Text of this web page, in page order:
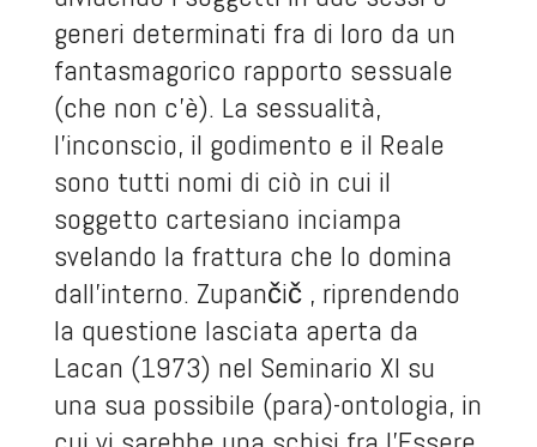
generi determinati fra di loro da un
fantasmagorico rapporto sessuale
(che non c’è). La sessualità,
l’inconscio, il godimento e il Reale
sono tutti nomi di ciò in cui il
soggetto cartesiano inciampa
svelando la frattura che lo domina
dall’interno. Zupančič , riprendendo
la questione lasciata aperta da
Lacan (1973) nel Seminario XI su
una sua possibile (para)-ontologia, in